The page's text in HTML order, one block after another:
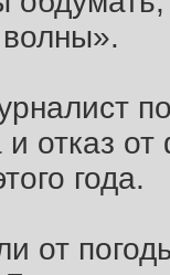
и отказ
года.
от